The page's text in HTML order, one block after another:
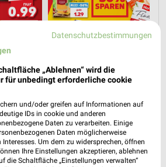
Datenschutzbestimmungen
„Ablehnen“ wird die
für unbedingt erforderliche cookie
und/oder greifen auf Informationen auf
IDs in cookie und anderen
Daten zu verarbeiten. Einige
Daten möglicherweise
Um dem zu widersprechen, öffnen
Ihre Einstellungen akzeptieren, ablehnen
die Schaltfläche „Einstellungen verwalten“